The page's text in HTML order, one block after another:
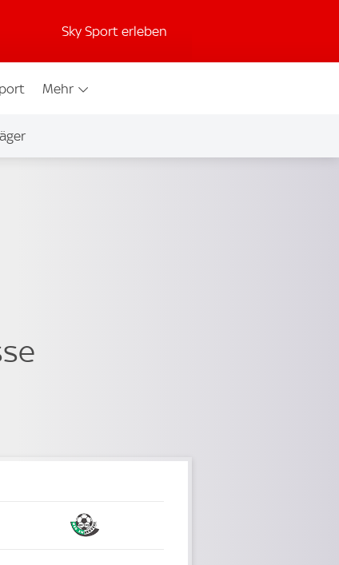
Sky Sport erleben
Mehr